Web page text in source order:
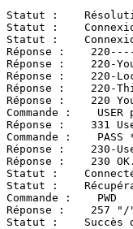
Statut :
Statut :
Statut :
Réponse :
Réponse :    220-
Réponse :    220-
Réponse :    220-
Réponse :    220
Commande :    USER
Réponse :    331
Commande :
Réponse :    230-
Réponse :    230
Statut :
Statut :
Commande :    PWD
Réponse :    257
Statut :    Succès